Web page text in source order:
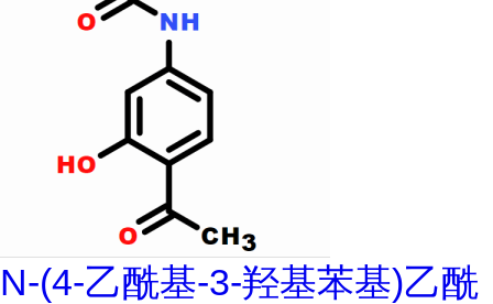
N-(4-乙酰基-3-羟基苯基)乙酰